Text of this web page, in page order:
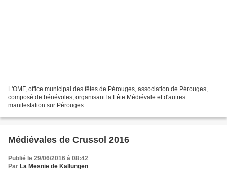
L'OMF, office municipal des fêtes de Pérouges, association de Pérouges,
composé de bénévoles, organisant la Fête Médiévale et d'autres
manifestation sur Pérouges.
Médiévales de Crussol 2016
Publié le 29/06/2016 à 08:42
Par La Mesnie de Kallungen